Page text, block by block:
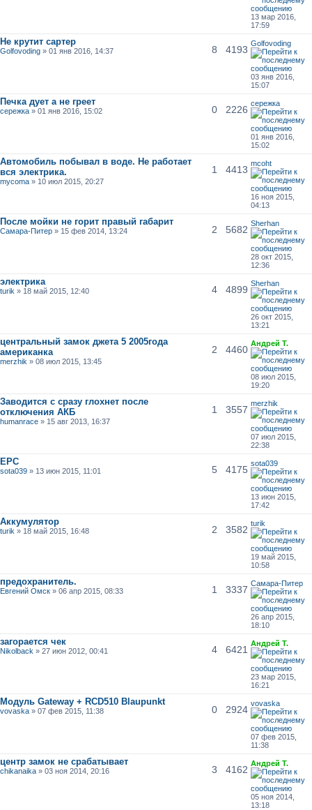
13 мар 2016,
17:59
Не крутит сартер
Golfovoding » 01 янв 2016, 14:37 8 4193
Golfovoding
03 янв 2016,
15:07
Печка дует а не греет
сережка » 01 янв 2016, 15:02 0 2226
сережка
01 янв 2016,
15:02
Автомобиль побывал в воде. Не работает
вся электрика.
mycoma » 10 июл 2015, 20:27
1 4413
mcoht
16 ноя 2015,
04:13
После мойки не горит правый габарит
Самара-Питер » 15 фев 2014, 13:24 2 5682
Sherhan
28 окт 2015,
12:36
электрика
turik » 18 май 2015, 12:40 4 4899
Sherhan
26 окт 2015,
13:21
центральный замок джета 5 2005года
американка
merzhik » 08 июл 2015, 13:45
2 4460
Андрей Т.
08 июл 2015,
19:20
Заводится с сразу глохнет после
отключения АКБ
humanrace » 15 авг 2013, 16:37
1 3557
merzhik
07 июл 2015,
22:38
ЕРС
sota039 » 13 июн 2015, 11:01 5 4175
sota039
13 июн 2015,
17:42
Аккумулятор
turik » 18 май 2015, 16:48 2 3582
turik
19 май 2015,
10:58
предохранитель.
Евгений Омск » 06 апр 2015, 08:33 1 3337
Самара-Питер
26 апр 2015,
18:10
загорается чек
Nikolback » 27 июн 2012, 00:41 4 6421
Андрей Т.
23 мар 2015,
16:21
Модуль Gateway + RCD510 Blaupunkt
vovaska » 07 фев 2015, 11:38 0 2924
vovaska
07 фев 2015,
11:38
центр замок не срабатывает
chikanaika » 03 ноя 2014, 20:16 3 4162
Андрей Т.
05 ноя 2014,
13:18